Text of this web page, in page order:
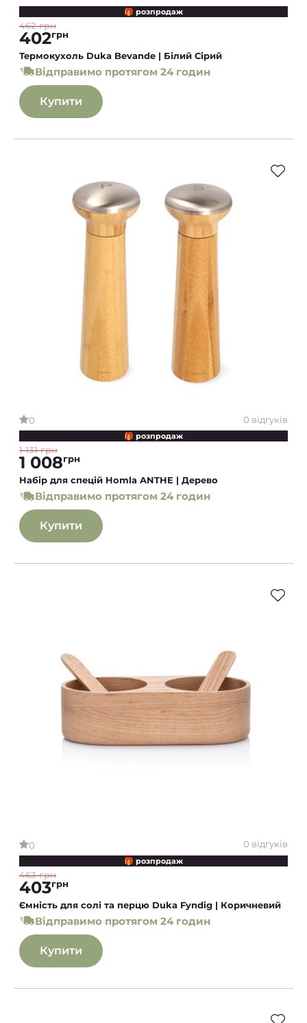
🎁 розпродаж
462 грн
402грн
Термокухоль Duka Bevande | Білий Сірий
Відправимо протягом 24 годин
Купити
0 0 відгуків
🎁 розпродаж
1 131 грн
1 008грн
Набір для спецій Homla ANTHE | Дерево
Відправимо протягом 24 годин
Купити
0 0 відгуків
🎁 розпродаж
463 грн
403грн
Ємність для солі та перцю Duka Fyndig | Коричневий
Відправимо протягом 24 годин
Купити